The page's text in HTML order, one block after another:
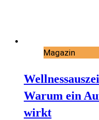
Magazin
Warum ein
wirkt